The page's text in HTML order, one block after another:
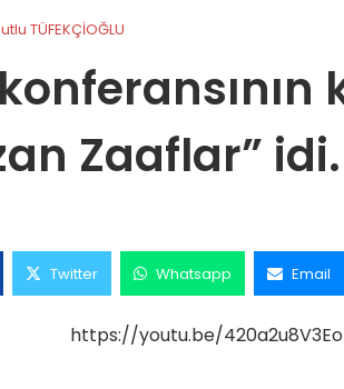
TÜFEKÇİOĞLU
Zaaflar” idi.
Twitter Whatsapp Email
https://youtu.be/420a2u8V3Eo